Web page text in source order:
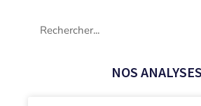
NOS ANALYSES